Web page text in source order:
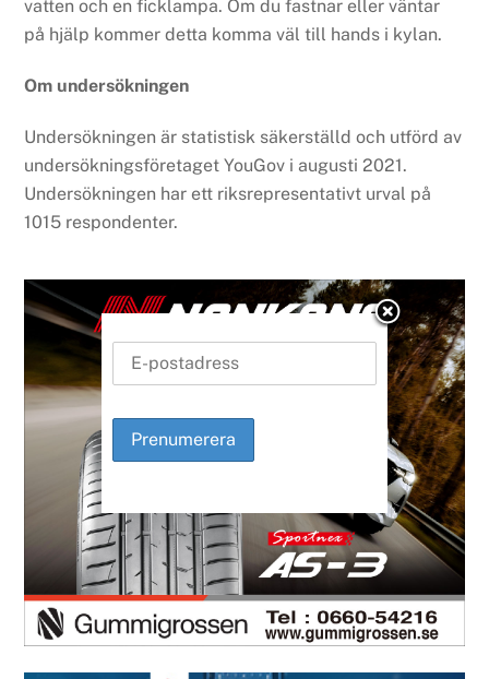
vatten och en ficklampa. Om du fastnar eller väntar
på hjälp kommer detta komma väl till hands i kylan.
Om undersökningen
Undersökningen är statistisk säkerställd och utförd av
undersökningsföretaget YouGov i augusti 2021.
Undersökningen har ett riksrepresentativt urval på
1015 respondenter.